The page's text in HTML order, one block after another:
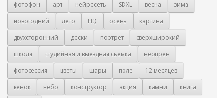
фотофон арт нейросеть SDXL весна
зима
новогодний
лето HQ осень
картина
двухсторонний
доски портрет
сверхширокий
школа
студийная и выездная сьемка
неопрен
фотосессия
цветы шары поле
12 месяцев
венок
небо конструктор акция камни
книга